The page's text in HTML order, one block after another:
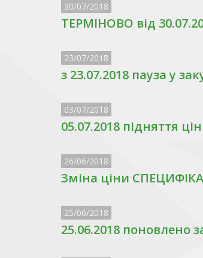
30/07/2018
ТЕРМІНОВО від
23/07/2018
з 23.07.2018 пауза у
03/07/2018
05.07.2018 підняття
26/06/2018
Зміна ціни
25/06/2018
25.06.2018 поновлено